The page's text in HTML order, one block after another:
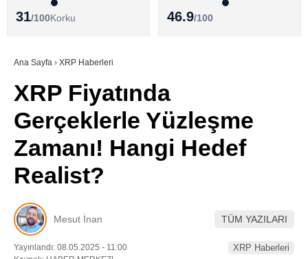
TikTok
ALTCOİN HABERLERİ
SÖZLÜK
31/100Korku 46.9/100
Ana Sayfa › XRP Haberleri
XRP Fiyatında
Gerçeklerle Yüzleşme
Zamanı! Hangi Hedef
Realist?
Mesut İnan TÜM YAZILARI
Yayınlandı: 08.05.2025 - 11:00
XRP Haberleri